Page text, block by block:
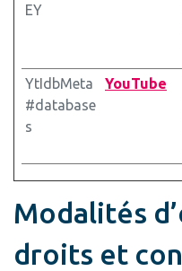
EY
YtIdbMeta
#database
s
YouTube
Modalités
droits et